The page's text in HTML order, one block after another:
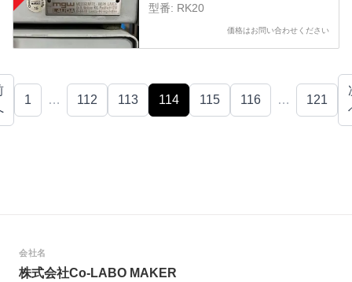
型番: RK20
価格はお問い合わせください
1 … 112 113 114 115 116 … 121
会社名
株式会社Co-LABO MAKER